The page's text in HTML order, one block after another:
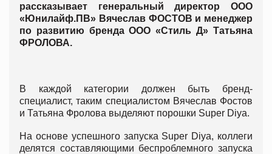
рассказывает генеральный директор ООО
«Юнилайф.ПВ» Вячеслав ФОСТОВ и менеджер
по развитию бренда ООО «Стиль Д» Татьяна
ФРОЛОВА.
В каждой категории должен быть бренд-
специалист, таким специалистом Вячеслав Фостов
и Татьяна Фролова выделяют порошки Super Diya.
На основе успешного запуска Super Diya, коллеги
делятся составляющими беспроблемного запуска